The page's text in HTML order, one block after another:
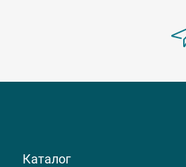
Каталог